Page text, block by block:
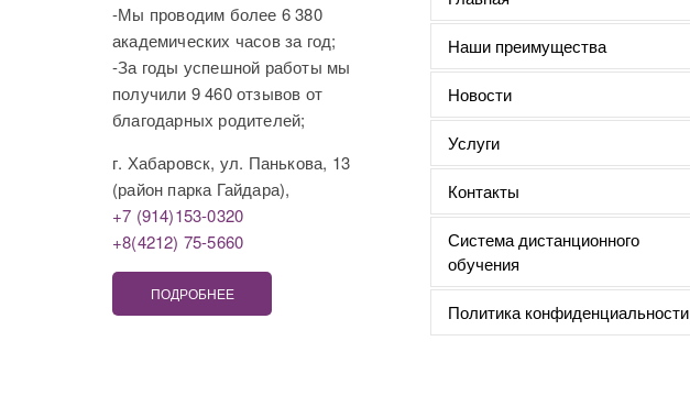
-Мы проводим более 6 380
академических часов за год;
-За годы успешной работы мы
получили 9 460 отзывов от
благодарных родителей;
г. Хабаровск, ул. Панькова, 13
(район парка Гайдара),
+7 (914)153-0320
+8(4212) 75-5660
ПОДРОБНЕЕ
Наши преимущества
Новости
Услуги
Контакты
Система дистанционного
обучения
Политика конфиденциальности